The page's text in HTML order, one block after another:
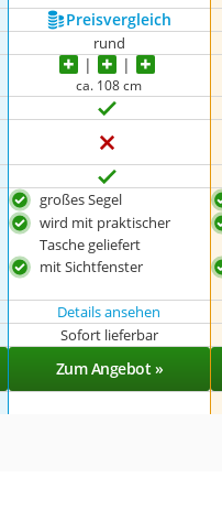
Preis­vergleich
rund
ca. 108 cm
großes Segel
wird mit praktischer
Tasche geliefert
mit Sichtfenster
Details ansehen
Sofort lieferbar
Zum Angebot »